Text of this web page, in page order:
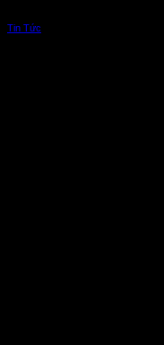
Tin Tức